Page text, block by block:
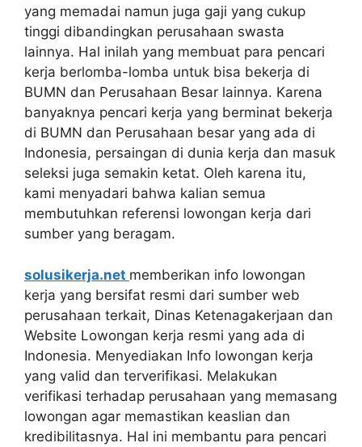
yang memadai namun juga gaji yang cukup
tinggi dibandingkan perusahaan swasta
lainnya. Hal inilah yang membuat para pencari
kerja berlomba-lomba untuk bisa bekerja di
BUMN dan Perusahaan Besar lainnya. Karena
banyaknya pencari kerja yang berminat bekerja
di BUMN dan Perusahaan besar yang ada di
Indonesia, persaingan di dunia kerja dan masuk
seleksi juga semakin ketat. Oleh karena itu,
kami menyadari bahwa kalian semua
membutuhkan referensi lowongan kerja dari
sumber yang beragam.
solusikerja.net memberikan info lowongan
kerja yang bersifat resmi dari sumber web
perusahaan terkait, Dinas Ketenagakerjaan dan
Website Lowongan kerja resmi yang ada di
Indonesia. Menyediakan Info lowongan kerja
yang valid dan terverifikasi. Melakukan
verifikasi terhadap perusahaan yang memasang
lowongan agar memastikan keaslian dan
kredibilitasnya. Hal ini membantu para pencari